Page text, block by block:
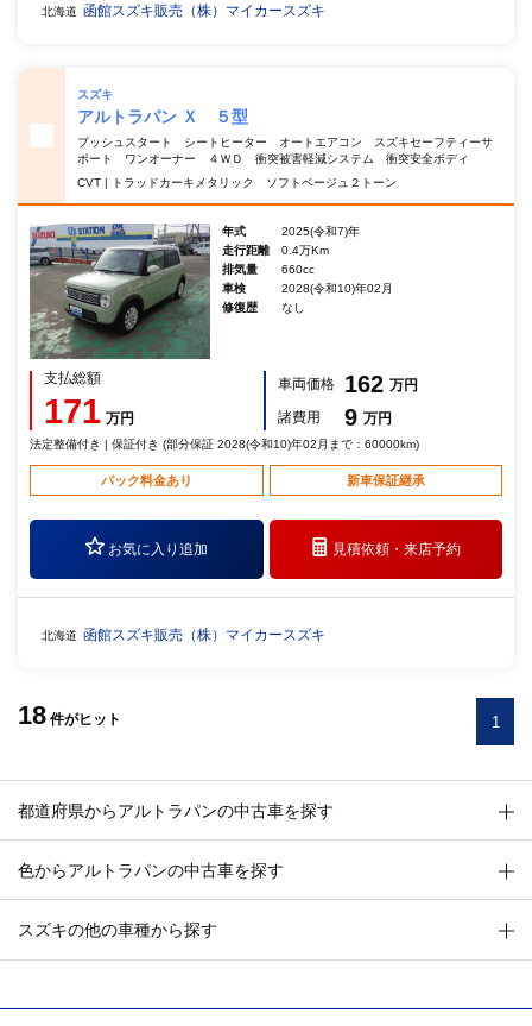
北海道 函館スズキ販売（株）マイカースズキ
スズキ
アルトラパン Ｘ ５型
プッシュスタート シートヒーター オートエアコン スズキセーフティーサ
ポート ワンオーナー ４ＷＤ 衝突被害軽減システム 衝突安全ボディ
CVT | トラッドカーキメタリック ソフトベージュ２トーン
年式
2025(令和7)年
走行距離
0.4万Km
排気量
660cc
車検
2028(令和10)年02月
修復歴
なし
支払総額
171 万円
車両価格 162 万円
諸費用
9 万円
法定整備付き | 保証付き (部分保証 2028(令和10)年02月まで：60000km)
パック料金あり 新車保証継承
お気に入り追加 見積依頼・来店予約
北海道 函館スズキ販売（株）マイカースズキ
18 件がヒット 1
都道府県からアルトラパンの中古車を探す
色からアルトラパンの中古車を探す
スズキの他の車種から探す